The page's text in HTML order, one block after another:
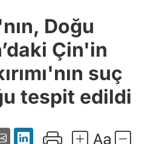
Uygur
Soykırımı'nın
tespit
Doğu
Çin'in
suç
tespit edildi